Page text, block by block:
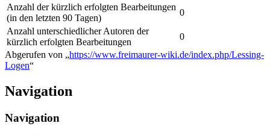
Anzahl der kürzlich erfolgten Bearbeitungen
(in den letzten 90 Tagen)
0
Anzahl unterschiedlicher Autoren der
kürzlich erfolgten Bearbeitungen
0
Abgerufen von „https://www.freimaurer-wiki.de/index.php/Lessing-
Logen“
Navigation
Navigation